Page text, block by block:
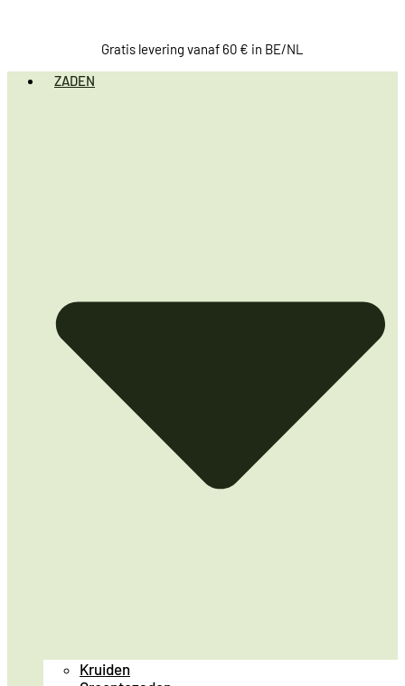
Gratis levering vanaf 60 € in BE/NL
ZADEN
Kruiden